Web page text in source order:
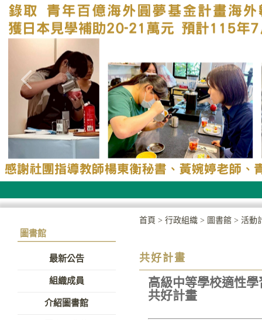
圖書館
最新公告
組織成員
介紹圖書館
首頁 > 行政組織 > 圖書館 > 活動
共好計畫
高級中等學校適性
共好計畫